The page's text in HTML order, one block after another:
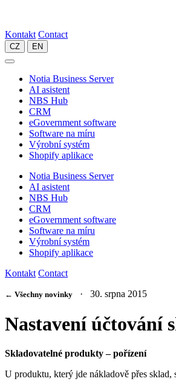
Kontakt Contact
CZ EN
Notia Business Server
AI asistent
NBS Hub
CRM
eGovernment software
Software na míru
Výrobní systém
Shopify aplikace
Notia Business Server
AI asistent
NBS Hub
CRM
eGovernment software
Software na míru
Výrobní systém
Shopify aplikace
Kontakt Contact
← Všechny novinky · 30. srpna 2015
Nastavení účtování
Skladovatelné produkty – pořízení
U produktu, který jde nákladově přes